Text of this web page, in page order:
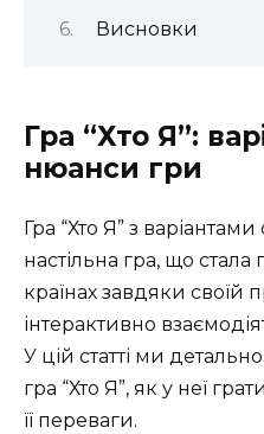
Висновки
Гра “Хто Я”:
нюанси гри
Гра “Хто Я” з
настільна гра, що
країнах завдяки своїй
інтерактивно
У цій статті ми
гра “Хто Я”, як у неї
її переваги.